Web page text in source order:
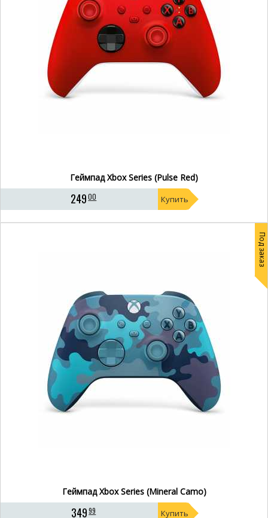
Геймпад Xbox Series (Pulse Red)
24900 Купить
Под заказ
Геймпад Xbox Series (Mineral Camo)
34999 Купить